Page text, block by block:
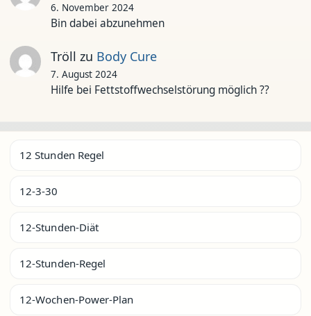
6. November 2024
Bin dabei abzunehmen
Tröll zu Body Cure
7. August 2024
Hilfe bei Fettstoffwechselstörung möglich ??
12 Stunden Regel
12-3-30
12-Stunden-Diät
12-Stunden-Regel
12-Wochen-Power-Plan